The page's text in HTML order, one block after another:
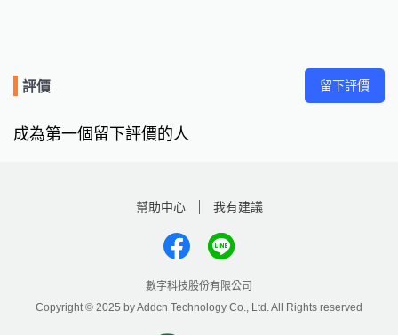
評價 留下評價
成為第一個留下評價的人
幫助中心 我有建議
數字科技股份有限公司
Copyright © 2025 by Addcn Technology Co., Ltd. All Rights reserved